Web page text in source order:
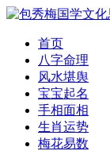
首页
八字命理
风水堪舆
宝宝起名
手相面相
生肖运势
梅花易数